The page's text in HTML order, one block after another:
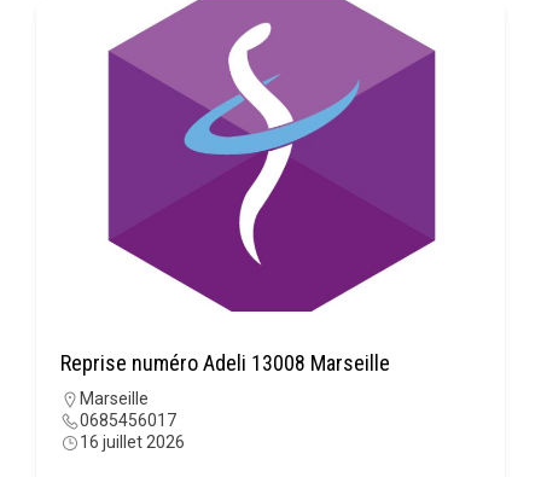
Reprise numéro Adeli 13008 Marseille
Marseille
0685456017
16 juillet 2026